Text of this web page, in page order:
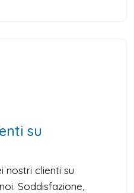
su
nostri clienti su
Soddisfazione,